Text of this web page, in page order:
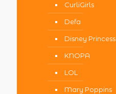
CurliGirls
Defa
Disney Princess
KNOPA
LOL
Mary Poppins